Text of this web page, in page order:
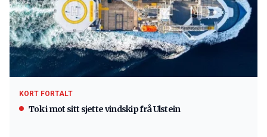
KORT FORTALT
Tok i mot sitt sjette vindskip frå Ulstein